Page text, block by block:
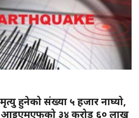
हुनेको संख्या ५ हजार नाघ्यो,
आइएमएफको ३४ करोड ६० लाख